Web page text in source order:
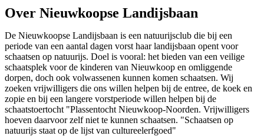
Over Nieuwkoopse Landijsbaan
De Nieuwkoopse Landijsbaan is een natuurijsclub die bij een
periode van een aantal dagen vorst haar landijsbaan opent voor
schaatsen op natuurijs. Doel is vooral: het bieden van een veilige
schaatsplek voor de kinderen van Nieuwkoop en omliggende
dorpen, doch ook volwassenen kunnen komen schaatsen. Wij
zoeken vrijwilligers die ons willen helpen bij de entree, de koek en
zopie en bij een langere vorstperiode willen helpen bij de
schaatstoertocht "Plassentocht Nieuwkoop-Noorden. Vrijwilligers
hoeven daarvoor zelf niet te kunnen schaatsen. "Schaatsen op
natuurijs staat op de lijst van cultureelerfgoed"